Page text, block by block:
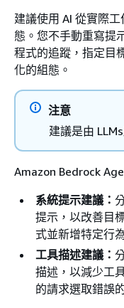
建議使用 AI 從實際
態。您不手動重寫提
程式的追蹤，指定目
化的組態。
注意
建議是由
Amazon Bedrock
系統提示建議：
提示，以改善目
式並新增特定行
工具描述建議：
描述，以減少工
的請求選取錯誤